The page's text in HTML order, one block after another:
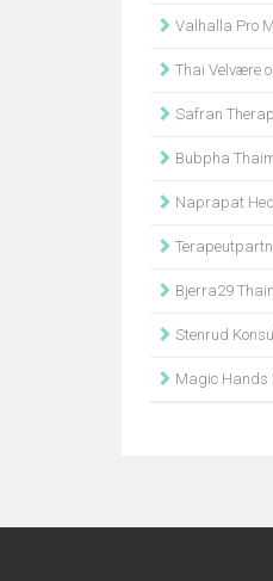
Valhalla Pro
Thai Velvære og
Safran Therapy
Bubpha
Naprapat
Bjerra29
Stenrud
Magic Hands